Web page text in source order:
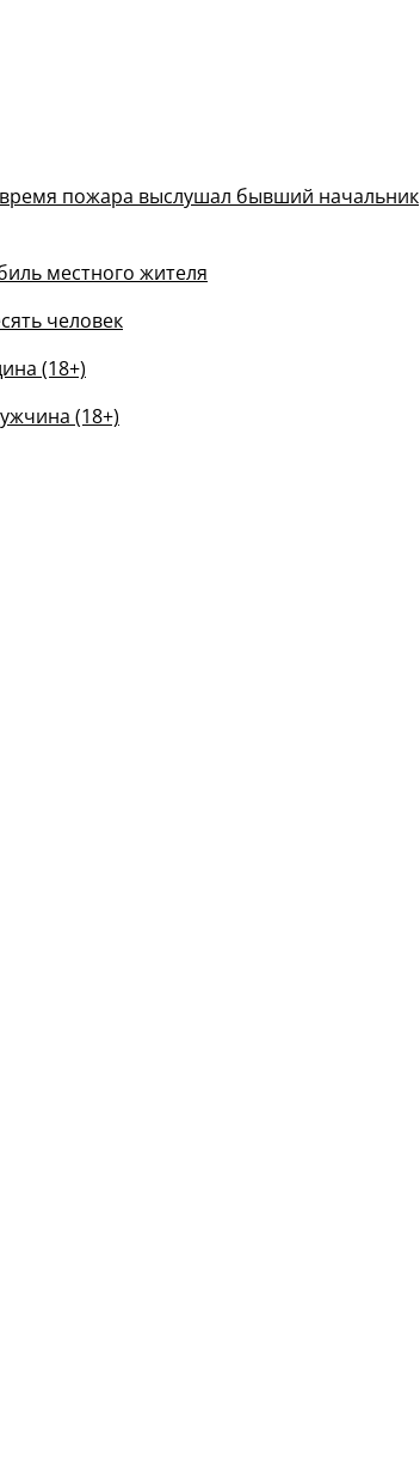
пожара выслушал бывший начальник
местного жителя
человек
(18+)
(18+)